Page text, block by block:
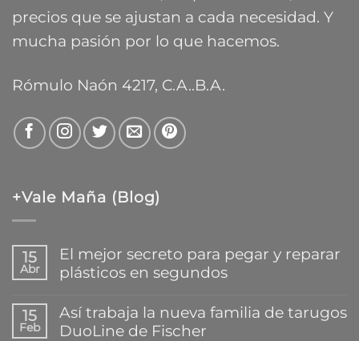
precios que se ajustan a cada necesidad. Y
mucha pasión por lo que hacemos.
Rómulo Naón 4217, C.A..B.A.
+Vale Maña (Blog)
15
Abr
El mejor secreto para pegar y reparar
plásticos en segundos
hay
comentarios
en
15
Feb
Así trabaja la nueva familia de tarugos
DuoLine de Fischer